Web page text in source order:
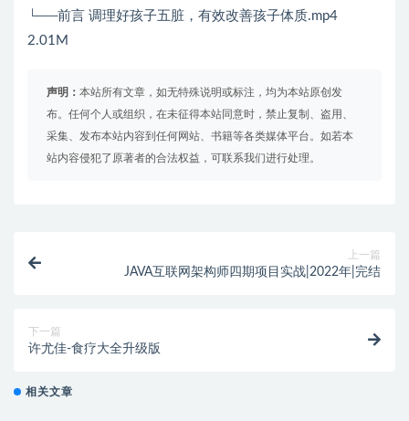
└──前言 调理好孩子五脏，有效改善孩子体质.mp4
2.01M
声明： 本站所有文章，如无特殊说明或标注，均为本站原创发
布。任何个人或组织，在未征得本站同意时，禁止复制、盗用、
采集、发布本站内容到任何网站、书籍等各类媒体平台。如若本
站内容侵犯了原著者的合法权益，可联系我们进行处理。
上一篇
JAVA互联网架构师四期项目实战|2022年|完结
下一篇
许尤佳-食疗大全升级版
相关文章